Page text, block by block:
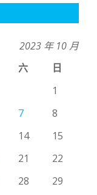
2023 年 10 月
六
日
1
7
8
14
15
21
22
28
29